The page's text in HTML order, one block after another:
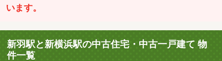
います。
新羽駅と新横浜駅の中古住宅・中古一戸建て 物
件一覧